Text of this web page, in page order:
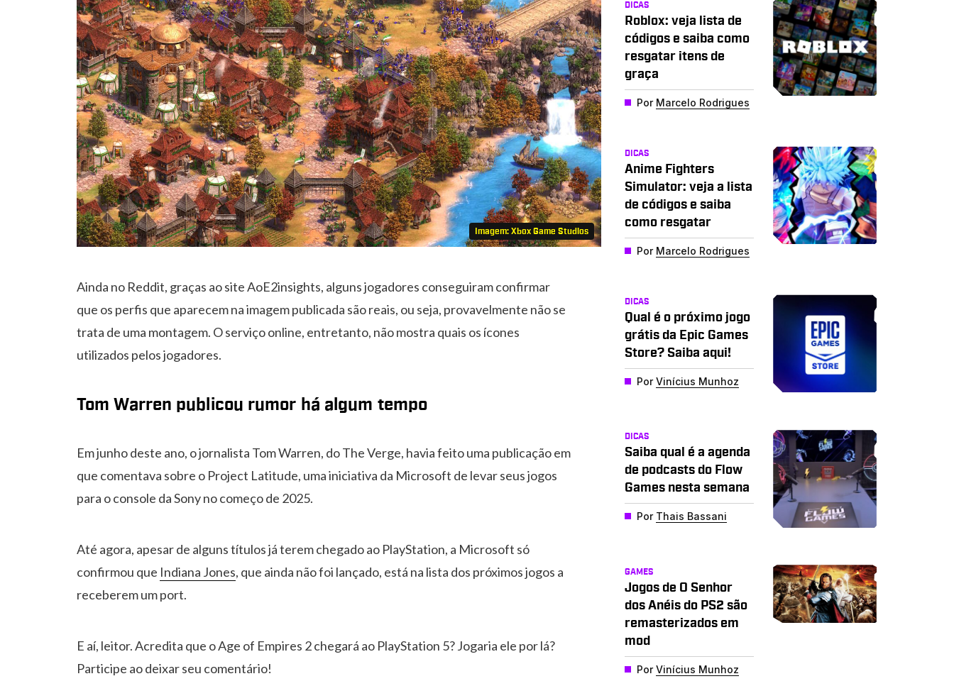
Imagem: Xbox Game Studios
Ainda no Reddit, graças ao site AoE2insights, alguns jogadores conseguiram confirmar
que os perfis que aparecem na imagem publicada são reais, ou seja, provavelmente não se
trata de uma montagem. O serviço online, entretanto, não mostra quais os ícones
utilizados pelos jogadores.
Tom Warren publicou rumor há algum tempo
Em junho deste ano, o jornalista Tom Warren, do The Verge, havia feito uma publicação em
que comentava sobre o Project Latitude, uma iniciativa da Microsoft de levar seus jogos
para o console da Sony no começo de 2025.
Até agora, apesar de alguns títulos já terem chegado ao PlayStation, a Microsoft só
confirmou que Indiana Jones, que ainda não foi lançado, está na lista dos próximos jogos a
receberem um port.
E aí, leitor. Acredita que o Age of Empires 2 chegará ao PlayStation 5? Jogaria ele por lá?
Participe ao deixar seu comentário!
DICAS
Roblox: veja lista de
códigos e saiba como
resgatar itens de
graça
Por Marcelo Rodrigues
DICAS
Anime Fighters
Simulator: veja a lista
de códigos e saiba
como resgatar
Por Marcelo Rodrigues
DICAS
Qual é o próximo jogo
grátis da Epic Games
Store? Saiba aqui!
PorVinícius Munhoz
DICAS
Saiba qual é a agenda
de podcasts do Flow
Games nesta semana
Por Thais Bassani
GAMES
Jogos de O Senhor
dos Anéis do PS2 são
remasterizados em
mod
PorVinícius Munhoz